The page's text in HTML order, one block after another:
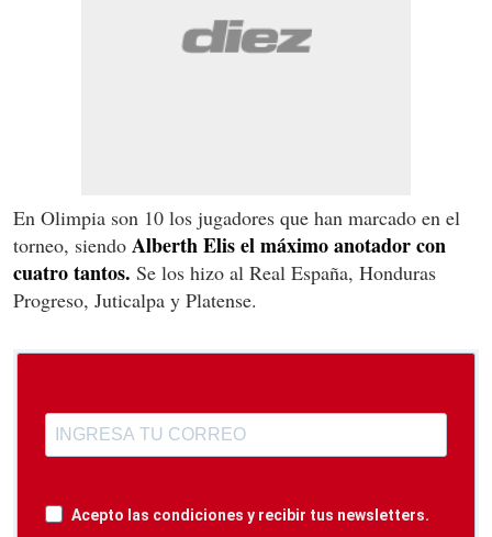
En Olimpia son 10 los jugadores que han marcado en el
torneo, siendo Alberth Elis el máximo anotador con
cuatro tantos. Se los hizo al Real España, Honduras
Progreso, Juticalpa y Platense.
Acepto las condiciones y recibir tus newsletters.